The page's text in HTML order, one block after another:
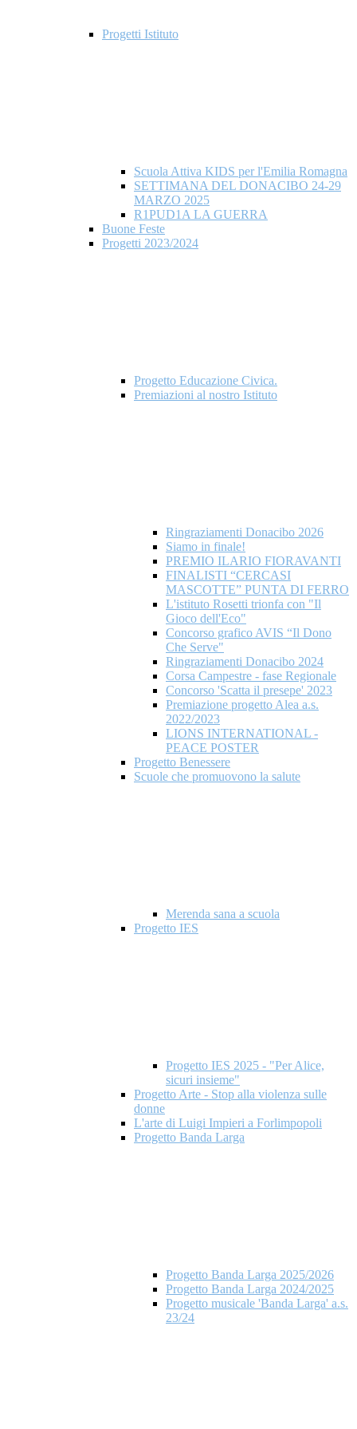
Progetti Istituto
Scuola Attiva KIDS per l'Emilia Romagna
SETTIMANA DEL DONACIBO 24-29
MARZO 2025
R1PUD1A LA GUERRA
Buone Feste
Progetti 2023/2024
Progetto Educazione Civica.
Premiazioni al nostro Istituto
Ringraziamenti Donacibo 2026
Siamo in finale!
PREMIO ILARIO FIORAVANTI
FINALISTI “CERCASI
MASCOTTE” PUNTA DI FERRO
L'istituto Rosetti trionfa con "Il
Gioco dell'Eco"
Concorso grafico AVIS “Il Dono
Che Serve"
Ringraziamenti Donacibo 2024
Corsa Campestre - fase Regionale
Concorso 'Scatta il presepe' 2023
Premiazione progetto Alea a.s.
2022/2023
LIONS INTERNATIONAL -
PEACE POSTER
Progetto Benessere
Scuole che promuovono la salute
Merenda sana a scuola
Progetto IES
Progetto IES 2025 - "Per Alice,
sicuri insieme"
Progetto Arte - Stop alla violenza sulle
donne
L'arte di Luigi Impieri a Forlimpopoli
Progetto Banda Larga
Progetto Banda Larga 2025/2026
Progetto Banda Larga 2024/2025
Progetto musicale 'Banda Larga' a.s.
23/24